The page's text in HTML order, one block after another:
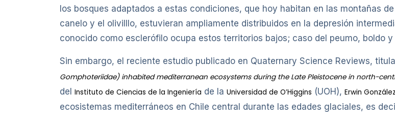
los bosques adaptados a estas condiciones, que hoy habitan en las montañas
canelo y el olivilllo, estuvieran ampliamente distribuidos en la depresión
conocido como esclerófilo ocupa estos territorios bajos; caso del peumo, boldo y
Sin embargo, el reciente estudio publicado en Quaternary Science Reviews,
Gomphoteriidae) inhabited mediterranean ecosystems during the Late Pleistocene in north-
del Instituto de Ciencias de la Ingeniería de la Universidad de O’Higgins (UOH), Erwin
ecosistemas mediterráneos en Chile central durante las edades glaciales, es